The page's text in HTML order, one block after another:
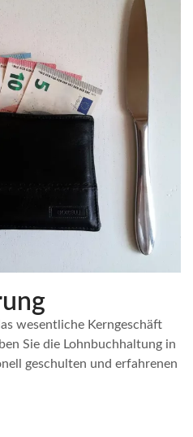
wesentliche Kerngeschäft
Sie die Lohnbuchhaltung in
geschulten und erfahrenen